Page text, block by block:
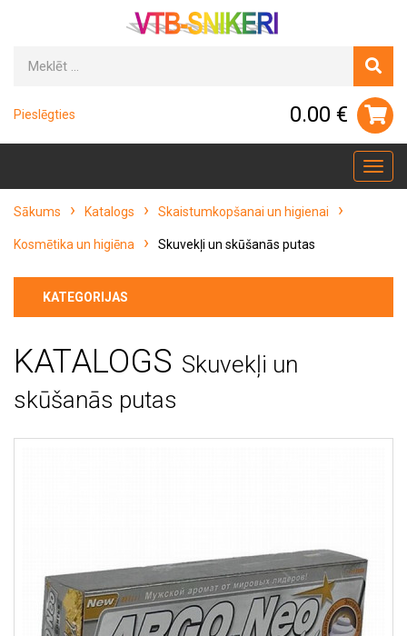
Pieslēgties 0.00 €
Sākums
Katalogs Skaistumkopšanai un higienai
Kosmētika un higiēna Skuvekļi un skūšanās putas
KATEGORIJAS
KATALOGS Skuvekļi un
skūšanās putas